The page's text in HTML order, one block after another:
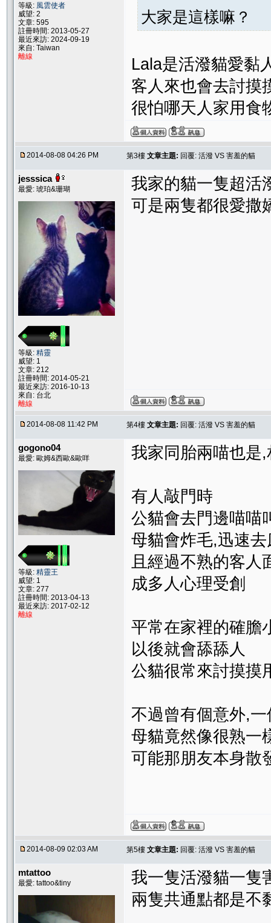
等級: 風雲使者
威望: 2
文章: 595
註冊時間: 2013-05-27
最近來訪: 2024-09-19
來自: Taiwan
離線
大家是這樣嘛？
Lala是活潑貓愛黏
客人來也會去討摸
很怕哪天人家用
2014-08-08 04:26 PM 第3樓 文章主題: 回覆: 活潑 VS 害羞的貓
jesssica
最愛: 琥珀&珊瑚
等級: 精靈
威望: 1
文章: 212
註冊時間: 2014-05-21
最近來訪: 2016-10-13
來自: 台北
離線
我家的貓一隻超活
可是兩隻都很愛撒
2014-08-08 11:42 PM 第4樓 文章主題: 回覆: 活潑 VS 害羞的貓
gogono04
最愛: 歐姆&西歐&歐咩
等級: 精靈王
威望: 1
文章: 277
註冊時間: 2013-04-13
最近來訪: 2017-02-12
離線
我家同胎兩喵也是
有人敲門時
公貓會去門邊喵喵
母貓會炸毛,迅速
且經過不熟的客人
成多人心理受創
平常在家裡的確膽
以後就會舔舔人
公貓很常來討摸摸
不過曾有個意外,
母貓竟然像很熟一
可能那朋友本身散
2014-08-09 02:03 AM 第5樓 文章主題: 回覆: 活潑 VS 害羞的貓
mtattoo
最愛: tattoo&tiny
我一隻活潑貓一隻
兩隻共通點都是不